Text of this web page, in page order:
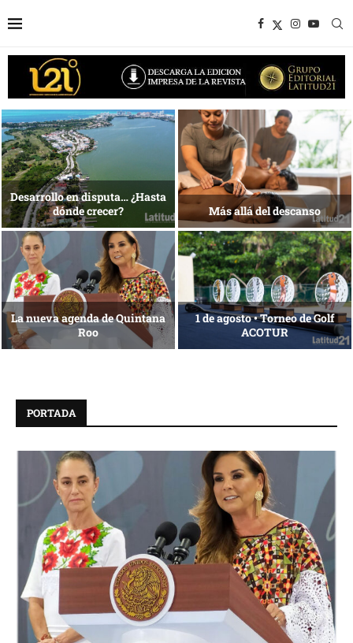
Bottega, un viaje servido a la
mesa
Energía que Impulsa la
competitividad
Reconocimiento de viajeros La esencia del servicio
PORTADA